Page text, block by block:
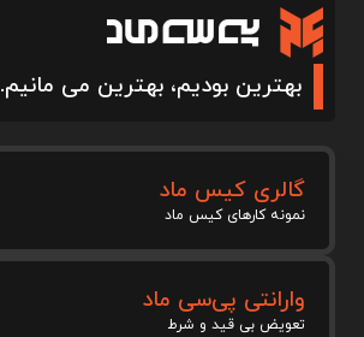
بهترین بودیم، بهترین می مانیم.
گالری کیس ماد
نمونه کارهای کیس ماد
وارانتی پی‌سی ماد
تعویض بی قید و شرط